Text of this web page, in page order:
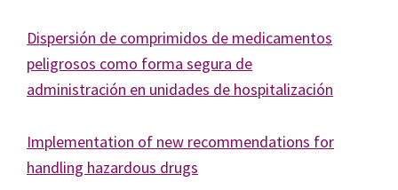
Dispersión de comprimidos de medicamentos
peligrosos como forma segura de
administración en unidades de hospitalización
Implementation of new recommendations for
handling hazardous drugs